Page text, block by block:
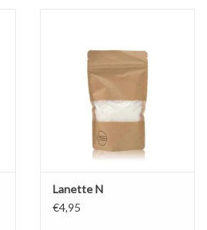
Lanette N
€4,95